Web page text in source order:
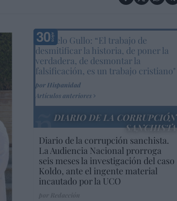
Marcelo Gullo: “El trabajo de
desmitificar la historia, de poner la
verdadera, de desmontar la
falsificación, es un trabajo cristiano"
por Hispanidad
Artículos anteriores
DIARIO DE LA CORRUPCIÓN
SANCHISTA
Diario de la corrupción sanchista.
La Audiencia Nacional prorroga
seis meses la investigación del caso
Koldo, ante el ingente material
incautado por la UCO